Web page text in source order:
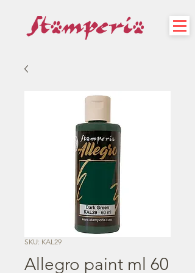
SKU: KAL29
Allegro paint ml 60